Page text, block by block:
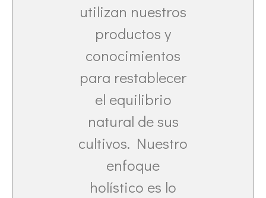
utilizan nuestros
productos y
conocimientos
para restablecer
el equilibrio
natural de sus
cultivos. Nuestro
enfoque
holístico es lo